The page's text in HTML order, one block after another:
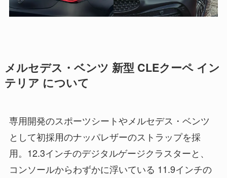
メルセデス・ベンツ 新型 CLEクーペ イン
テリア について
専用開発のスポーツシートやメルセデス・ベンツ
として初採用のナッパレザーのストラップを採
用。12.3インチのデジタルゲージクラスターと、
コンソールからわずかに浮いている 11.9インチの